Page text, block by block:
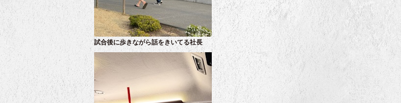
試合後に歩きながら話をきいてる社長